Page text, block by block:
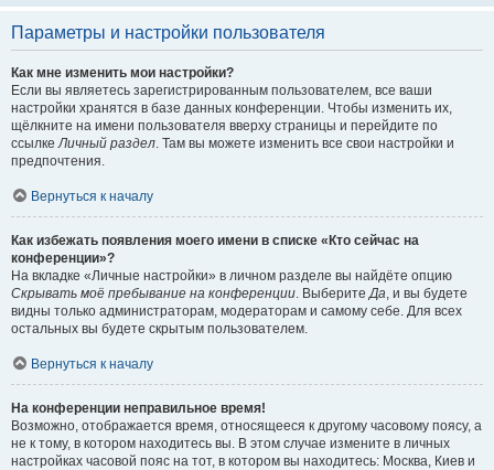
Параметры и настройки пользователя
Как мне изменить мои настройки?
Если вы являетесь зарегистрированным пользователем, все ваши
настройки хранятся в базе данных конференции. Чтобы изменить их,
щёлкните на имени пользователя вверху страницы и перейдите по
ссылкеЛичный раздел. Там вы можете изменить все свои настройки и
предпочтения.
Вернуться к началу
Как избежать появления моего имени в списке «Кто сейчас на
конференции»?
На вкладке «Личные настройки» в личном разделе вы найдёте опцию
Скрывать моё пребывание на конференции. ВыберитеДа, и вы будете
видны только администраторам, модераторам и самому себе. Для всех
остальных вы будете скрытым пользователем.
Вернуться к началу
На конференции неправильное время!
Возможно, отображается время, относящееся к другому часовому поясу, а
не к тому, в котором находитесь вы. В этом случае измените в личных
настройках часовой пояс на тот, в котором вы находитесь: Москва, Киев и